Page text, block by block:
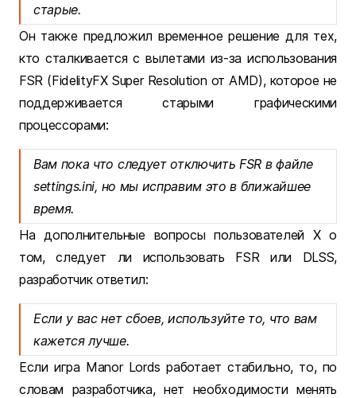
старые.
Он также предложил временное решение для тех,
кто сталкивается с вылетами из-за использования
FSR (FidelityFX Super Resolution от AMD), которое не
поддерживается старыми графическими
процессорами:
Вам пока что следует отключить FSR в файле
settings.ini, но мы исправим это в ближайшее
время.
На дополнительные вопросы пользователей Х о
том, следует ли использовать FSR или DLSS,
разработчик ответил:
Если у вас нет сбоев, используйте то, что вам
кажется лучше.
Если игра Manor Lords работает стабильно, то, по
словам разработчика, нет необходимости менять